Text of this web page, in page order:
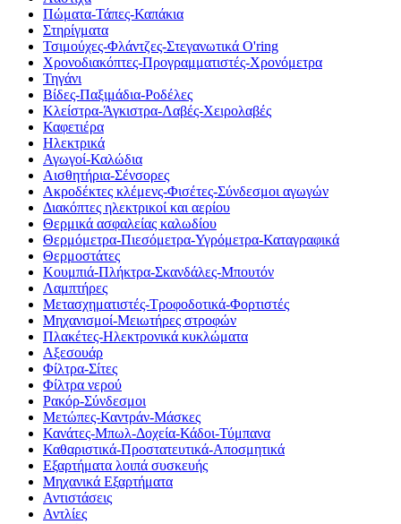
Πώματα-Τάπες-Καπάκια
Στηρίγματα
Τσιμούχες-Φλάντζες-Στεγανωτικά O'ring
Χρονοδιακόπτες-Προγραμματιστές-Χρονόμετρα
Τηγάνι
Βίδες-Παξιμάδια-Ροδέλες
Κλείστρα-Άγκιστρα-Λαβές-Χειρολαβές
Καφετιέρα
Ηλεκτρικά
Αγωγοί-Καλώδια
Αισθητήρια-Σένσορες
Ακροδέκτες κλέμενς-Φισέτες-Σύνδεσμοι αγωγών
Διακόπτες ηλεκτρικοί και αερίου
Θερμικά ασφαλείας καλωδίου
Θερμόμετρα-Πιεσόμετρα-Υγρόμετρα-Καταγραφικά
Θερμοστάτες
Κουμπιά-Πλήκτρα-Σκανδάλες-Μπουτόν
Λαμπτήρες
Μετασχηματιστές-Τροφοδοτικά-Φορτιστές
Μηχανισμοί-Μειωτήρες στροφών
Πλακέτες-Ηλεκτρονικά κυκλώματα
Αξεσουάρ
Φίλτρα-Σίτες
Φίλτρα νερού
Ρακόρ-Σύνδεσμοι
Μετώπες-Καντράν-Μάσκες
Κανάτες-Μπωλ-Δοχεία-Κάδοι-Τύμπανα
Καθαριστικά-Προστατευτικά-Αποσμητικά
Εξαρτήματα λοιπά συσκευής
Μηχανικά Εξαρτήματα
Αντιστάσεις
Αντλίες